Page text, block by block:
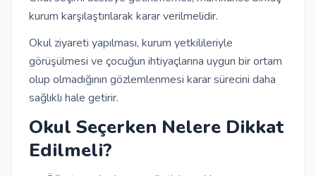
kurum karşılaştırılarak karar verilmelidir.
Okul ziyareti yapılması, kurum yetkilileriyle
görüşülmesi ve çocuğun ihtiyaçlarına uygun bir ortam
olup olmadığının gözlemlenmesi karar sürecini daha
sağlıklı hale getirir.
Okul Seçerken Nelere Dikkat
Edilmeli?